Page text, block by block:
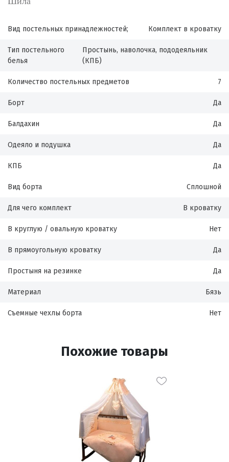
Вид постельных принадлежностей; Комплект в кроватку
Тип постельного
белья
Простынь, наволочка, пододеяльник
(КПБ)
Количество постельных предметов 7
Борт Да
Балдахин Да
Одеяло и подушка Да
КПБ Да
Вид борта Сплошной
Для чего комплект В кроватку
В круглую / овальную кроватку Нет
В прямоугольную кроватку Да
Простыня на резинке Да
Материал Бязь
Съемные чехлы борта Нет
Похожие товары